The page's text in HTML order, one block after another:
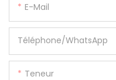
E-Mail
Téléphone/WhatsApp
Teneur